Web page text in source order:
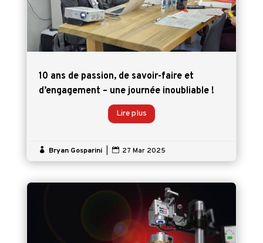
10 ans de passion, de savoir-faire et
d’engagement – une journée inoubliable !
Lire plus
 Bryan Gosparini  27 Mar 2025